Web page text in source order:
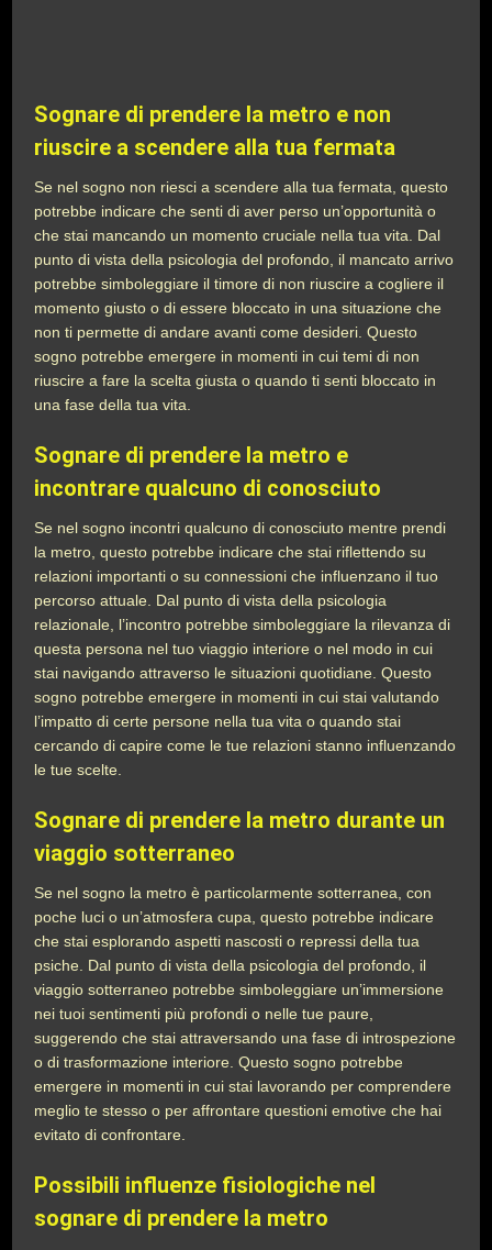
Sognare di prendere la metro e non
riuscire a scendere alla tua fermata
Se nel sogno non riesci a scendere alla tua fermata, questo
potrebbe indicare che senti di aver perso un’opportunità o
che stai mancando un momento cruciale nella tua vita. Dal
punto di vista della psicologia del profondo, il mancato arrivo
potrebbe simboleggiare il timore di non riuscire a cogliere il
momento giusto o di essere bloccato in una situazione che
non ti permette di andare avanti come desideri. Questo
sogno potrebbe emergere in momenti in cui temi di non
riuscire a fare la scelta giusta o quando ti senti bloccato in
una fase della tua vita.
Sognare di prendere la metro e
incontrare qualcuno di conosciuto
Se nel sogno incontri qualcuno di conosciuto mentre prendi
la metro, questo potrebbe indicare che stai riflettendo su
relazioni importanti o su connessioni che influenzano il tuo
percorso attuale. Dal punto di vista della psicologia
relazionale, l’incontro potrebbe simboleggiare la rilevanza di
questa persona nel tuo viaggio interiore o nel modo in cui
stai navigando attraverso le situazioni quotidiane. Questo
sogno potrebbe emergere in momenti in cui stai valutando
l’impatto di certe persone nella tua vita o quando stai
cercando di capire come le tue relazioni stanno influenzando
le tue scelte.
Sognare di prendere la metro durante un
viaggio sotterraneo
Se nel sogno la metro è particolarmente sotterranea, con
poche luci o un’atmosfera cupa, questo potrebbe indicare
che stai esplorando aspetti nascosti o repressi della tua
psiche. Dal punto di vista della psicologia del profondo, il
viaggio sotterraneo potrebbe simboleggiare un’immersione
nei tuoi sentimenti più profondi o nelle tue paure,
suggerendo che stai attraversando una fase di introspezione
o di trasformazione interiore. Questo sogno potrebbe
emergere in momenti in cui stai lavorando per comprendere
meglio te stesso o per affrontare questioni emotive che hai
evitato di confrontare.
Possibili influenze fisiologiche nel
sognare di prendere la metro